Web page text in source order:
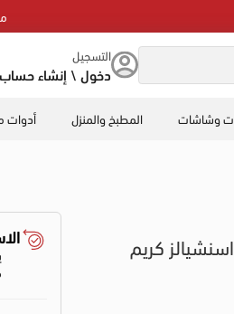
التسجيل
دخول \ إنشاء حساب
وشاشات المطبخ والمنزل أدوات
كريم